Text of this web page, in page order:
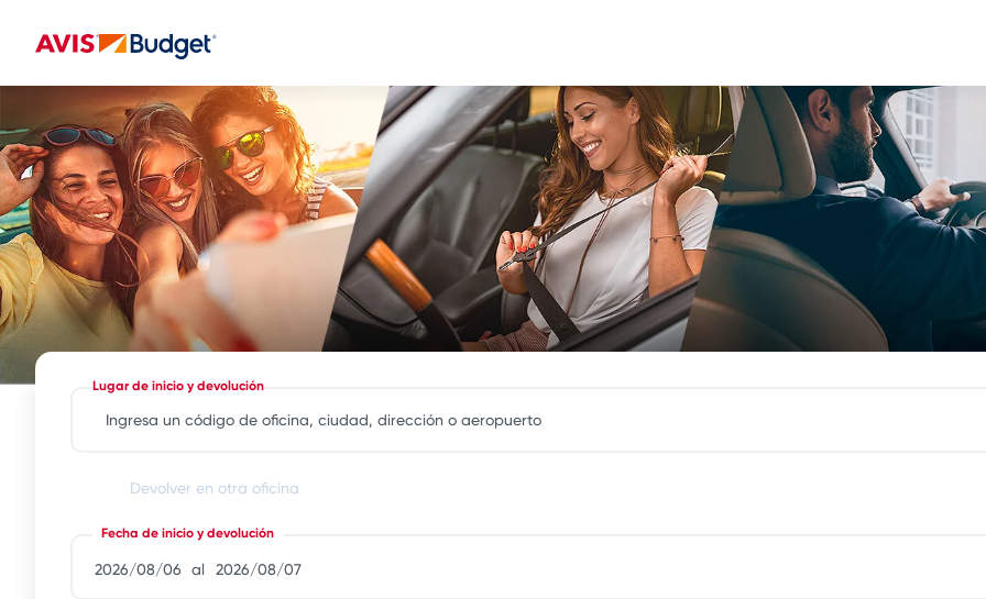
Lugar de inicio y devolución
Devolver en otra oficina
Fecha de inicio y devolución
al